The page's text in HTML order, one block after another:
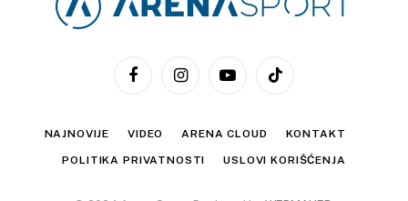
FacebookInstagramYouTubeTikTok
NAJNOVIJE VIDEO ARENA CLOUD KONTAKT
POLITIKA PRIVATNOSTI USLOVI KORIŠĆENJA